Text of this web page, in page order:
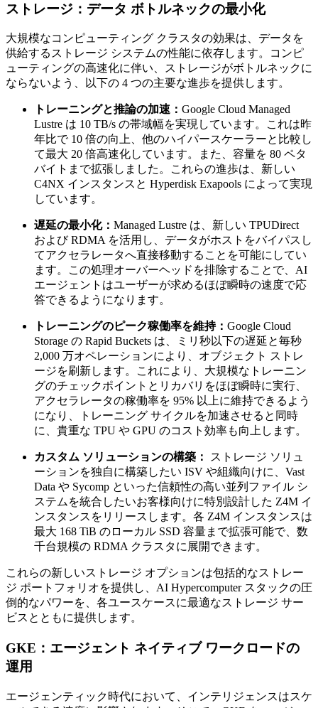
ストレージ：データ ボトルネックの最小化
大規模なコンピューティング クラスタの効果は、データを
供給するストレージ システムの性能に依存します。コンピ
ューティングの高速化に伴い、ストレージがボトルネックに
ならないよう、以下の 4 つの主要な進歩を提供します。
トレーニングと推論の加速： Google Cloud Managed
Lustre は 10 TB/s の帯域幅を実現しています。これは昨
年比で 10 倍の向上、他のハイパースケーラーと比較し
て最大 20 倍高速化しています。また、容量を 80 ペタ
バイトまで拡張しました。これらの進歩は、新しい
C4NX インスタンスと Hyperdisk Exapools によって実現
しています。
遅延の最小化： Managed Lustre は、新しい TPUDirect
および RDMA を活用し、データがホストをバイパスし
てアクセラレータへ直接移動することを可能にしてい
ます。この処理オーバーヘッドを排除することで、AI
エージェントはユーザーが求めるほぼ瞬時の速度で応
答できるようになります。
トレーニングのピーク稼働率を維持： Google Cloud
Storage の Rapid Buckets は、ミリ秒以下の遅延と毎秒
2,000 万オペレーションにより、オブジェクト ストレ
ージを刷新します。これにより、大規模なトレーニン
グのチェックポイントとリカバリをほぼ瞬時に実行、
アクセラレータの稼働率を 95% 以上に維持できるよう
になり、トレーニング サイクルを加速させると同時
に、貴重な TPU や GPU のコスト効率も向上します。
カスタム ソリューションの構築：
ストレージ ソリュ
ーションを独自に構築したい ISV や組織向けに、Vast
Data や Sycomp といった信頼性の高い並列ファイル シ
ステムを統合したいお客様向けに特別設計した Z4M イ
ンスタンスをリリースします。各 Z4M インスタンスは
最大 168 TiB のローカル SSD 容量まで拡張可能で、数
千台規模の RDMA クラスタに展開できます。
これらの新しいストレージ オプションは包括的なストレー
ジ ポートフォリオを提供し、AI Hypercomputer スタックの圧
倒的なパワーを、各ユースケースに最適なストレージ サー
ビスとともに提供します。
GKE：エージェント ネイティブ ワークロードの
運用
エージェンティック時代において、インテリジェンスはスケ